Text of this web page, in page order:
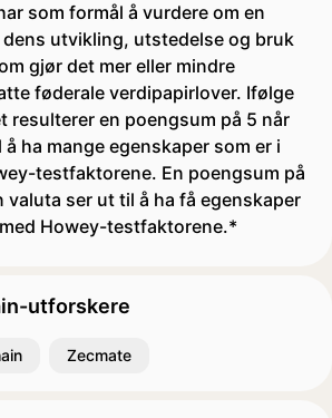
som formål å vurdere om en
utvikling, utstedelse og bruk
gjør det mer eller mindre
føderale verdipapirlover. Ifølge
resulterer en poengsum på 5 når
ha mange egenskaper som er i
testfaktorene. En poengsum på
valuta ser ut til å ha få egenskaper
Howey-testfaktorene.*
utforskere
Zecmate